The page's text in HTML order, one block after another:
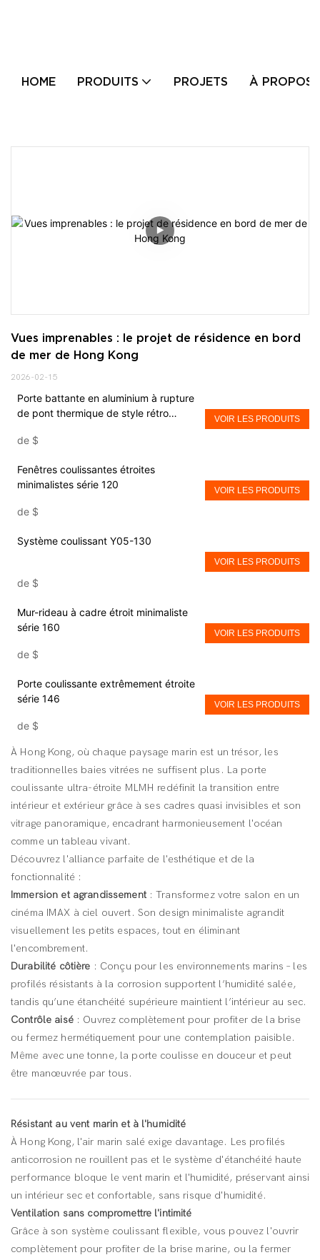
HOME PRODUITS PROJETS À PROPOS
Vues imprenables : le projet de résidence en bord
de mer de Hong Kong
2026-02-15
Porte battante en aluminium à rupture
de pont thermique de style rétro
de $
VOIR LES PRODUITS
Fenêtres coulissantes étroites
minimalistes série 120
de $
VOIR LES PRODUITS
Système coulissant Y05-130
de $
VOIR LES PRODUITS
Mur-rideau à cadre étroit minimaliste
série 160
de $
VOIR LES PRODUITS
Porte coulissante extrêmement étroite
série 146
de $
VOIR LES PRODUITS
À Hong Kong, où chaque paysage marin est un trésor, les
traditionnelles baies vitrées ne suffisent plus. La porte
coulissante ultra-étroite MLMH redéfinit la transition entre
intérieur et extérieur grâce à ses cadres quasi invisibles et son
vitrage panoramique, encadrant harmonieusement l'océan
comme un tableau vivant.
Découvrez l'alliance parfaite de l'esthétique et de la
fonctionnalité :
Immersion et agrandissement: Transformez votre salon en un
cinéma IMAX à ciel ouvert. Son design minimaliste agrandit
visuellement les petits espaces, tout en éliminant
l'encombrement.
Durabilité côtière : Conçu pour les environnements marins – les
profilés résistants à la corrosion supportent l’humidité salée,
tandis qu’une étanchéité supérieure maintient l’intérieur au sec.
Contrôle aisé: Ouvrez complètement pour profiter de la brise
ou fermez hermétiquement pour une contemplation paisible.
Même avec une tonne, la porte coulisse en douceur et peut
être manœuvrée par tous.
Résistant au vent marin et à l'humidité
À Hong Kong, l'air marin salé exige davantage. Les profilés
anticorrosion ne rouillent pas et le système d'étanchéité haute
performance bloque le vent marin et l'humidité, préservant ainsi
un intérieur sec et confortable, sans risque d'humidité.
Ventilation sans compromettre l'intimité
Grâce à son système coulissant flexible, vous pouvez l'ouvrir
complètement pour profiter de la brise marine, ou la fermer